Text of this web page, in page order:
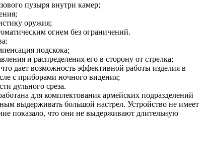
пузыря внутри камер;
оружия;
огнем без ограничений.
подскока;
и распределения его в сторону от стрелка;
дает возможность эффективной работы изделия в
с приборами ночного видения;
дульного среза.
для комплектования армейских подразделений
выдерживать большой настрел. Устройство не имеет
показало, что они не выдерживают длительную